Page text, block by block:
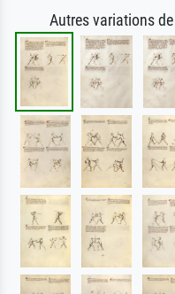
Autres variations